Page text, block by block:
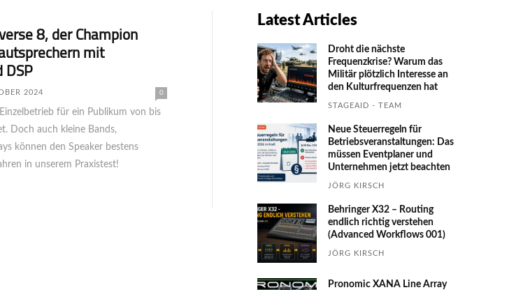
8, der Champion
mit
2024 0
für ein Publikum von bis
Doch auch kleine Bands,
können den Speaker bestens
in unserem Praxistest!
Latest Articles
Droht die nächste
Frequenzkrise? Warum das
Mili­tär plötzlich Inte­resse an
den Kultur­fre­quen­zen hat
STAGEAID - TEAM
Neue Steuerregeln für
Betriebs­ver­an­stal­tungen: Das
müssen Event­planer und
Unter­nehmen jetzt beachten
JÖRG KIRSCH
Behringer X32 – Routing
endlich richtig verstehen
(Advanced Workflows 001)
JÖRG KIRSCH
Pronomic XANA Line Array